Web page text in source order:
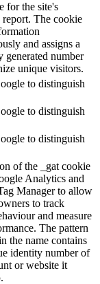
for the site's
report. The cookie
and assigns a
generated number
unique visitors.
to distinguish
to distinguish
to distinguish
of the _gat cookie
Analytics and
Manager to allow
to track
and measure
The pattern
the name contains
identity number of
or website it